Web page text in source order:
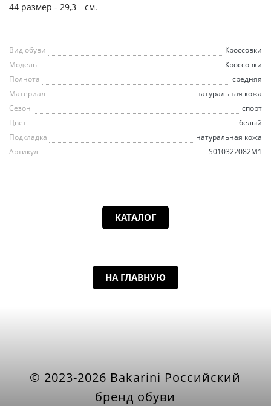
44 размер - 29,3 см.
Вид обуви
Кроссовки
Модель
Кроссовки
Полнота
средняя
Материал
натуральная кожа
Сезон
спорт
Цвет
белый
Подкладка
натуральная кожа
Артикул
S010322082M1
КАТАЛОГ
НА ГЛАВНУЮ
© 2023-2026 Bakarini Российский
бренд обуви